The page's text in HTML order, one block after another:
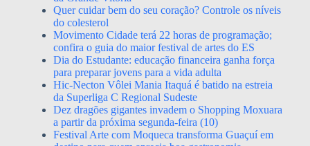
Quer cuidar bem do seu coração? Controle os níveis
do colesterol
Movimento Cidade terá 22 horas de programação;
confira o guia do maior festival de artes do ES
Dia do Estudante: educação financeira ganha força
para preparar jovens para a vida adulta
Hic-Necton Vôlei Mania Itaquá é batido na estreia
da Superliga C Regional Sudeste
Dez dragões gigantes invadem o Shopping Moxuara
a partir da próxima segunda-feira (10)
Festival Arte com Moqueca transforma Guaçuí em